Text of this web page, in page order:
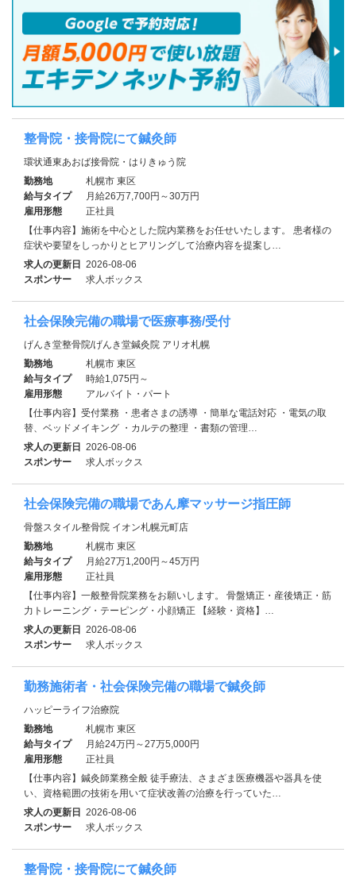
整骨院・接骨院にて鍼灸師
環状通東あおば接骨院・はりきゅう院
勤務地
札幌市 東区
給与タイプ
月給26万7,700円～30万円
雇用形態
正社員
【仕事内容】施術を中心とした院内業務をお任せいたします。 患者様の
症状や要望をしっかりとヒアリングして治療内容を提案し…
求人の更新日 2026-08-06
スポンサー
求人ボックス
社会保険完備の職場で医療事務/受付
げんき堂整骨院/げんき堂鍼灸院 アリオ札幌
勤務地
札幌市 東区
給与タイプ
時給1,075円～
雇用形態
アルバイト・パート
【仕事内容】受付業務 ・患者さまの誘導 ・簡単な電話対応 ・電気の取
替、ベッドメイキング ・カルテの整理 ・書類の管理…
求人の更新日 2026-08-06
スポンサー
求人ボックス
社会保険完備の職場であん摩マッサージ指圧師
骨盤スタイル整骨院 イオン札幌元町店
勤務地
札幌市 東区
給与タイプ
月給27万1,200円～45万円
雇用形態
正社員
【仕事内容】一般整骨院業務をお願いします。 骨盤矯正・産後矯正・筋
力トレーニング・テーピング・小顔矯正 【経験・資格】…
求人の更新日 2026-08-06
スポンサー
求人ボックス
勤務施術者・社会保険完備の職場で鍼灸師
ハッピーライフ治療院
勤務地
札幌市 東区
給与タイプ
月給24万円～27万5,000円
雇用形態
正社員
【仕事内容】鍼灸師業務全般 徒手療法、さまざま医療機器や器具を使
い、資格範囲の技術を用いて症状改善の治療を行っていた…
求人の更新日 2026-08-06
スポンサー
求人ボックス
整骨院・接骨院にて鍼灸師